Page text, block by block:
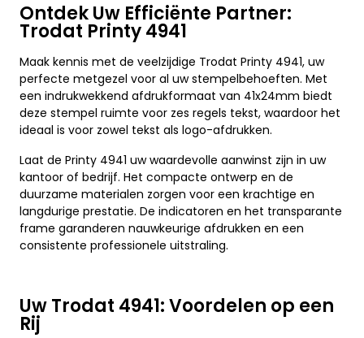
Ontdek Uw Efficiënte Partner:
Trodat Printy 4941
Maak kennis met de veelzijdige Trodat Printy 4941, uw
perfecte metgezel voor al uw stempelbehoeften. Met
een indrukwekkend afdrukformaat van 41x24mm biedt
deze stempel ruimte voor zes regels tekst, waardoor het
ideaal is voor zowel tekst als logo-afdrukken.
Laat de Printy 4941 uw waardevolle aanwinst zijn in uw
kantoor of bedrijf. Het compacte ontwerp en de
duurzame materialen zorgen voor een krachtige en
langdurige prestatie. De indicatoren en het transparante
frame garanderen nauwkeurige afdrukken en een
consistente professionele uitstraling.
Uw Trodat 4941: Voordelen op een
Rij